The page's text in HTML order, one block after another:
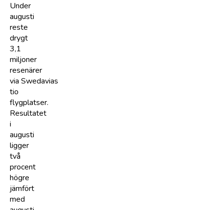
Under
augusti
reste
drygt
3,1
miljoner
resenärer
via Swedavias
tio
flygplatser.
Resultatet
i
augusti
ligger
två
procent
högre
jämfört
med